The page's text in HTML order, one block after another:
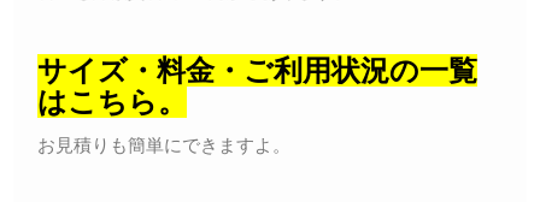
サイズ・料金・ご利用状況の一覧
はこちら。
お見積りも簡単にできますよ。